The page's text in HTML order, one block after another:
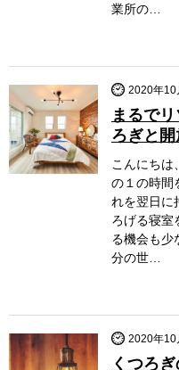
業所の…
2020年10
まるで
ろぎと
こんにち
の１の時間
れを翌日に
ろげる寝室
る機会も少
分の世…
2020年10
くつろ